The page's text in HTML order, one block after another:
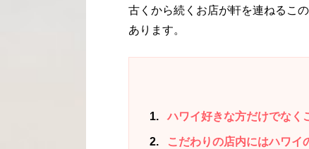
古くから続くお店が軒を連ねるこ
あります。
1 ハワイ好きな方だけでなく
2 こだわりの店内にはハワイ